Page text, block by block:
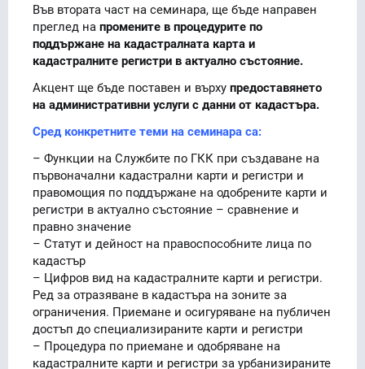
Във втората част на семинара, ще бъде направен
преглед на промените в процедурите по
поддържане на кадастралната карта и
кадастралните регистри в актуално състояние.
Акцент ще бъде поставен и върху предоставянето
на административни услуги с данни от кадастъра.
Сред конкретните теми на семинара са:
– Функции на Службите по ГКК при създаване на
първоначални кадастрални карти и регистри и
правомощия по поддържане на одобрените карти и
регистри в актуално състояние – сравнение и
правно значение
– Статут и дейност на правоспособните лица по
кадастър
– Цифров вид на кадастралните карти и регистри.
Ред за отразяване в кадастъра на зоните за
ограничения. Приемане и осигуряване на публичен
достъп до специализираните карти и регистри
– Процедура по приемане и одобряване на
кадастралните карти и регистри за урбанизираните